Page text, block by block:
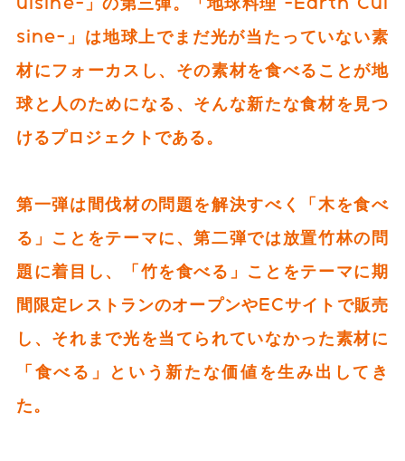
sine-」は地球上でまだ光が当たっていない素
材にフォーカスし、その素材を食べることが地
球と人のためになる、そんな新たな食材を見つ
けるプロジェクトである。
第一弾は間伐材の問題を解決すべく「木を食べ
る」ことをテーマに、第二弾では放置竹林の問
題に着目し、「竹を食べる」ことをテーマに期
間限定レストランのオープンやECサイトで販売
し、それまで光を当てられていなかった素材に
「食べる」という新たな価値を生み出してき
た。